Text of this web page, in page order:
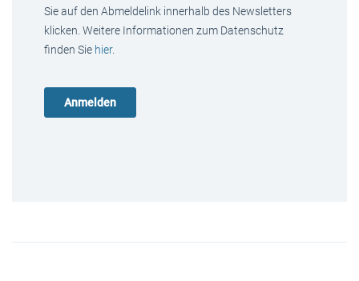
Sie auf den Abmeldelink innerhalb des Newsletters
klicken. Weitere Informationen zum Datenschutz
finden Sie hier.